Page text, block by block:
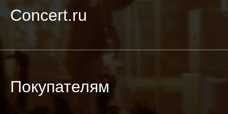
Concert.ru
Покупателям